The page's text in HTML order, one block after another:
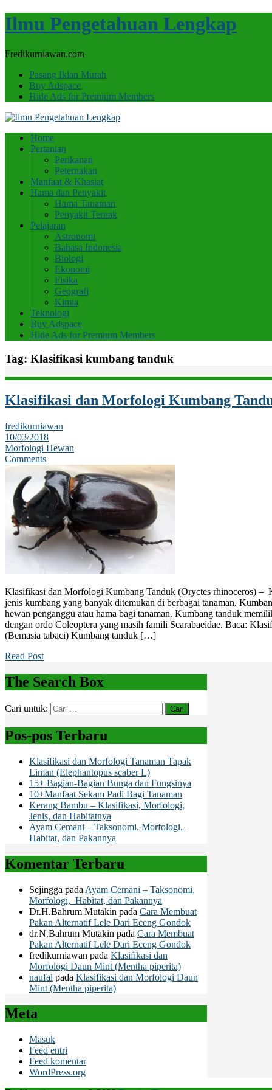
Ilmu Pengetahuan Lengkap
Fredikurniawan.com
Pasang Iklan Murah
Buy Adspace
Hide Ads for Premium Members
Home
Pertanian
Perikanan
Peternakan
Manfaat & Khasiat
Hama dan Penyakit
Hama Tanaman
Penyakit Ternak
Pelajaran
Astronomi
Bahasa Indonesia
Biologi
Ekonomi
Fisika
Geografi
Kimia
Teknologi
Buy Adspace
Hide Ads for Premium Members
Tag: Klasifikasi kumbang tanduk
Klasifikasi dan Morfologi Kumbang
fredikurniawan
10/03/2018
Morfologi Hewan
Comments
Klasifikasi dan Morfologi Kumbang Tanduk (Oryctes rhinoceros) –
jenis kumbang yang banyak ditemukan di berbagai tanaman.
hewan penganggu atau hama bagi tanaman. Kumbang tanduk
dengan ordo Coleoptera yang masih famili Scarabaeidae. Baca:
(Bemasia tabaci) Kumbang tanduk […]
Read Post
The Search Box
Cari untuk:
Pos-pos Terbaru
Klasifikasi dan Morfologi Tanaman Tapak
Liman (Elephantopus scaber L)
15+ Bagian-Bagian Bunga dan Fungsinya
10+Manfaat Sekam Padi Bagi Tanaman
Kerang Bambu – Klasifikasi, Morfologi,
Jenis, dan Habitatnya
Ayam Cemani – Taksonomi, Morfologi,
Habitat, dan Pakannya
Komentar Terbaru
Sejingga pada Ayam Cemani – Taksonomi,
Morfologi, Habitat, dan Pakannya
Dr.H.Bahrum Mutakin pada Cara Membuat
Pakan Alternatif Lele Dari Eceng Gondok
dr.N.Bahrum Mutakin pada Cara Membuat
Pakan Alternatif Lele Dari Eceng Gondok
fredikurniawan pada Klasifikasi dan
Morfologi Daun Mint (Mentha piperita)
naufal pada Klasifikasi dan Morfologi Daun
Mint (Mentha piperita)
Meta
Masuk
Feed entri
Feed komentar
WordPress.org